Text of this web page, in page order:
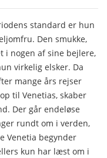
standard er hun
Den smukke,
i nogen af sine bejlere,
virkelig elsker. Da
mange års rejser
til Venetias, skaber
Der går endeløse
rundt om i verden,
Venetia begynder
kun har læst om i